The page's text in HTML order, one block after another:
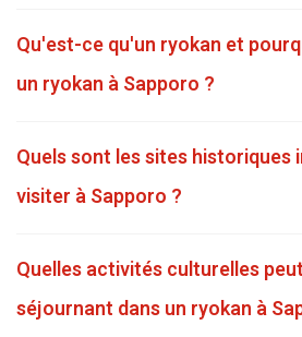
Qu'est-ce qu'un ryokan et
un ryokan à Sapporo ?
Quels sont les sites historiques
visiter à Sapporo ?
Quelles activités culturelles
séjournant dans un ryokan à